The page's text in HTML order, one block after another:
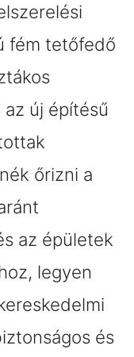
fém tetőfedő
új építésű
őrizni a
az épületek
legyen
és